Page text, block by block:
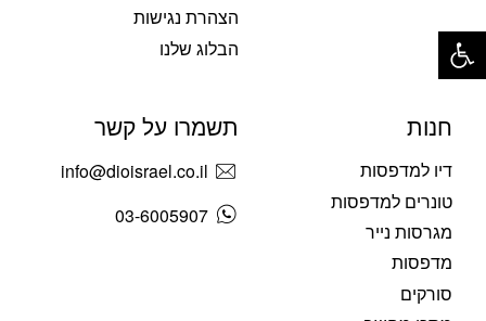
הצהרת נגישות
הבלוג שלנו
חנות
דיו למדפסות
טונרים למדפסות
מגרסות נייר
מדפסות
סורקים
תשמרו על קשר
info@dioisrael.co.il
03-6005907
פתח סרגל נגישות